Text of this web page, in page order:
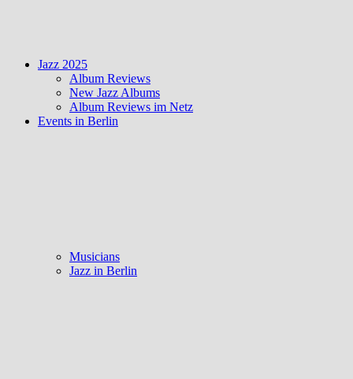
Jazz 2025
Album Reviews
New Jazz Albums
Album Reviews im Netz
Events in Berlin
Musicians
Jazz in Berlin